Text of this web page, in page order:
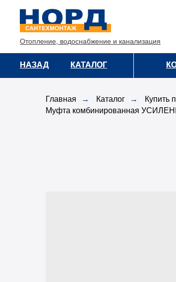
НАЗАД
НАЗАД КАТАЛОГ
КАТАЛОГ
Отопление, водоснабжение и канализация
Главная → Каталог → Купить
Муфта комбинированная